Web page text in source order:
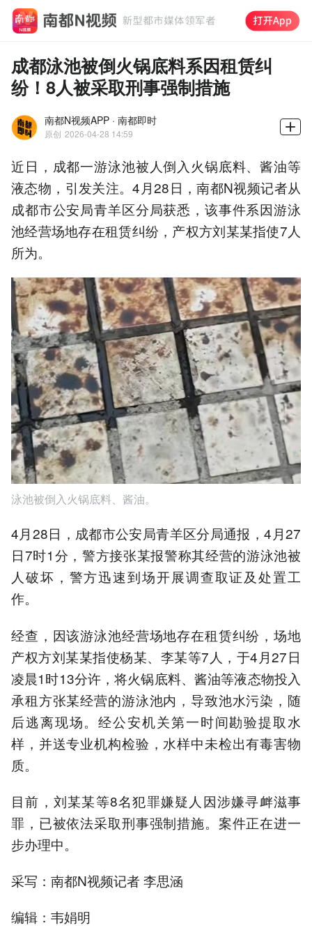
成都泳池被倒火锅底料系因租赁纠
纷！8人被采取刑事强制措施
南都N视频APP · 南都即时
原创 2026-04-28 14:59
近日，成都一游泳池被人倒入火锅底料、酱油等
液态物，引发关注。4月28日，南都N视频记者从
成都市公安局青羊区分局获悉，该事件系因游泳
池经营场地存在租赁纠纷，产权方刘某某指使7人
所为。
泳池被倒入火锅底料、酱油。
4月28日，成都市公安局青羊区分局通报，4月27
日7时1分，警方接张某报警称其经营的游泳池被
人破坏，警方迅速到场开展调查取证及处置工
作。
经查，因该游泳池经营场地存在租赁纠纷，场地
产权方刘某某指使杨某、李某等7人，于4月27日
凌晨1时13分许，将火锅底料、酱油等液态物投入
承租方张某经营的游泳池内，导致池水污染，随
后逃离现场。经公安机关第一时间勘验提取水
样，并送专业机构检验，水样中未检出有毒害物
质。
目前，刘某某等8名犯罪嫌疑人因涉嫌寻衅滋事
罪，已被依法采取刑事强制措施。案件正在进一
步办理中。
采写：南都N视频记者 李思涵
编辑：韦娟明